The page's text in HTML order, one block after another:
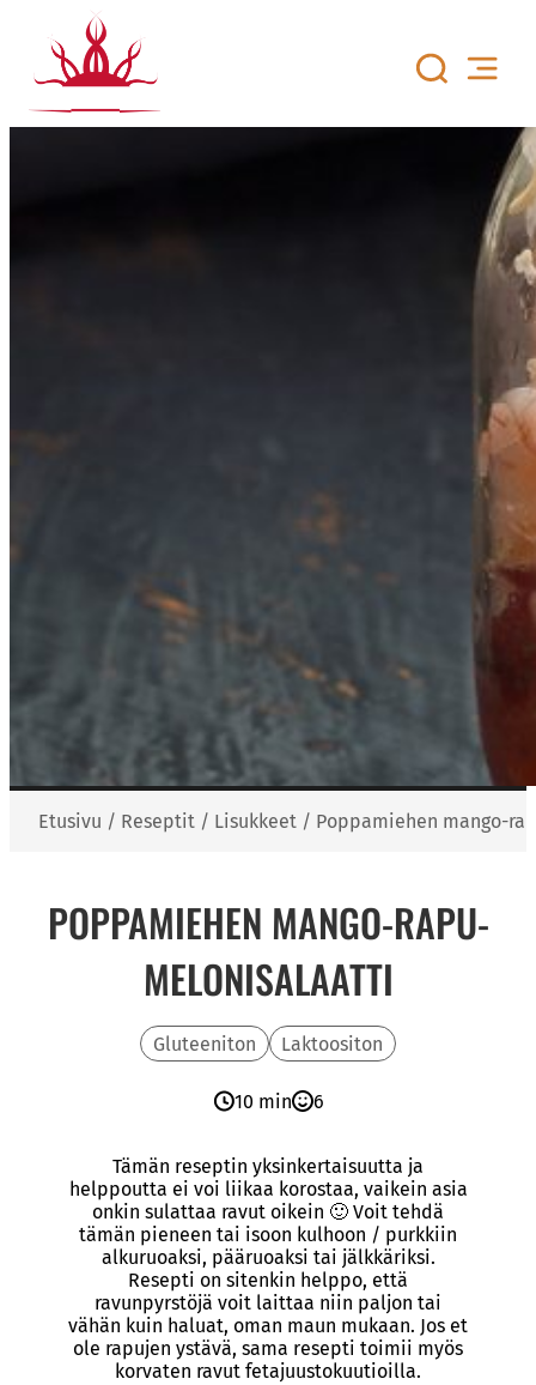
sisältöön
Etusivu / Reseptit / Lisukkeet / Poppamiehen mango-
POPPAMIEHEN MANGO-RAPU-
MELONISALAATTI
Gluteeniton Laktoositon
10 min 6
Tämän reseptin yksinkertaisuutta ja
helppoutta ei voi liikaa korostaa, vaikein asia
onkin sulattaa ravut oikein 🙂 Voit tehdä
tämän pieneen tai isoon kulhoon / purkkiin
alkuruoaksi, pääruoaksi tai jälkkäriksi.
Resepti on sitenkin helppo, että
ravunpyrstöjä voit laittaa niin paljon tai
vähän kuin haluat, oman maun mukaan. Jos et
ole rapujen ystävä, sama resepti toimii myös
korvaten ravut fetajuustokuutioilla.